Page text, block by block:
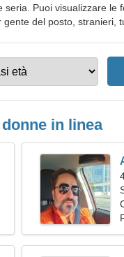
Puoi visualizzare le
del posto, stranieri,
in linea